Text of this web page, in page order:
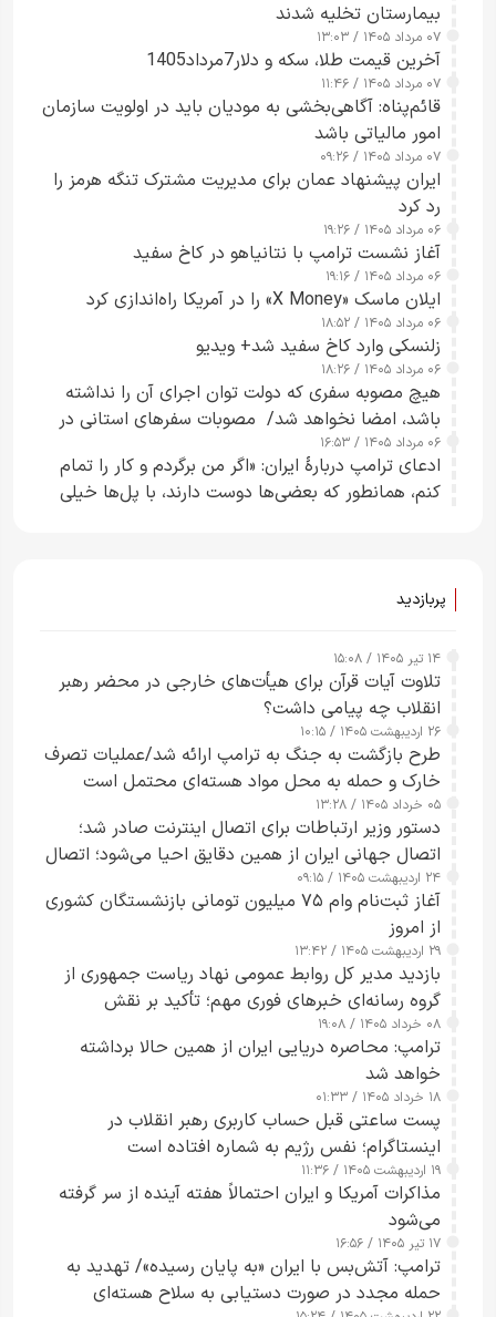
بیمارستان تخلیه شدند
۰۷ مرداد ۱۴۰۵ / ۱۳:۰۳
آخرین قیمت طلا، سکه و دلار7مرداد1405
۰۷ مرداد ۱۴۰۵ / ۱۱:۴۶
قائم‌پناه: آگاهی‌بخشی به مودیان باید در اولویت سازمان
امور مالیاتی باشد
۰۷ مرداد ۱۴۰۵ / ۰۹:۲۶
ایران پیشنهاد عمان برای مدیریت مشترک تنگه هرمز را
رد کرد
۰۶ مرداد ۱۴۰۵ / ۱۹:۲۶
آغاز نشست ترامپ با نتانیاهو در کاخ سفید
۰۶ مرداد ۱۴۰۵ / ۱۹:۱۶
ایلان ماسک «X Money» را در آمریکا راه‌اندازی کرد
۰۶ مرداد ۱۴۰۵ / ۱۸:۵۲
زلنسکی وارد کاخ سفید شد+ ویدیو
۰۶ مرداد ۱۴۰۵ / ۱۸:۲۶
هیچ مصوبه سفری که دولت توان اجرای آن را نداشته
باشد، امضا نخواهد شد/ مصوبات سفرهای استانی در
چارچوب قانون بودجه است+ عکس
۰۶ مرداد ۱۴۰۵ / ۱۶:۵۳
ادعای ترامپ دربارهٔ ایران: «اگر من برگردم و کار را تمام
کنم، همانطور که بعضی‌ها دوست دارند، با پل‌ها خیلی
پربازدید
۱۴ تیر ۱۴۰۵ / ۱۵:۰۸
تلاوت آیات قرآن برای هیأت‌های خارجی در محضر رهبر
انقلاب چه پیامی داشت؟
۲۶ اردیبهشت ۱۴۰۵ / ۱۰:۱۵
طرح‌ بازگشت به جنگ به ترامپ ارائه شد/عملیات تصرف
خارک و حمله به محل مواد هسته‌ای محتمل است
۰۵ خرداد ۱۴۰۵ / ۱۳:۲۸
دستور وزیر ارتباطات برای اتصال اینترنت صادر شد؛
اتصال جهانی ایران از همین دقایق احیا می‌شود؛ اتصال
کامل مردم تا ۲۴ ساعت آینده
۲۴ اردیبهشت ۱۴۰۵ / ۰۹:۱۵
آغاز ثبت‌نام وام ۷۵ میلیون تومانی بازنشستگان کشوری
از امروز
۲۹ اردیبهشت ۱۴۰۵ / ۱۳:۴۲
بازدید مدیر کل روابط عمومی نهاد ریاست جمهوری از
گروه رسانه‌ای خبرهای فوری مهم؛ تأکید بر نقش
رسانه‌های هوشمند و مسئول در ارتقای آگاهی عمومی
۰۸ خرداد ۱۴۰۵ / ۱۹:۰۸
ترامپ: محاصره دریایی ایران از همین حالا برداشته
خواهد شد
۱۸ خرداد ۱۴۰۵ / ۰۱:۳۳
پست ساعتی قبل حساب کاربری رهبر انقلاب در
اینستاگرام؛ نفس رژیم به شماره افتاده است​
۱۹ اردیبهشت ۱۴۰۵ / ۱۱:۳۶
مذاکرات آمریکا و ایران احتمالاً هفته آینده از سر گرفته
می‌شود
۱۷ تیر ۱۴۰۵ / ۱۶:۵۶
ترامپ: آتش‌بس با ایران «به پایان رسیده»/ تهدید به
حمله مجدد در صورت دستیابی به سلاح هسته‌ای